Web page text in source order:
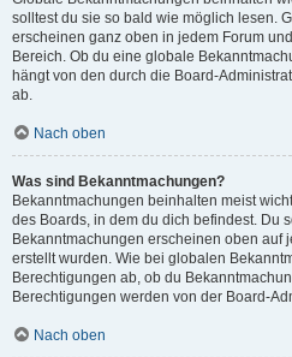
solltest du sie so bald wie möglich lesen.
erscheinen ganz oben in jedem Forum
Bereich. Ob du eine globale
hängt von den durch die Board-
ab.
Nach oben
Was sind Bekanntmachungen?
Bekanntmachungen beinhalten meist
des Boards, in dem du dich befindest. Du
Bekanntmachungen erscheinen oben auf
erstellt wurden. Wie bei globalen
Berechtigungen ab, ob du
Berechtigungen werden von der Board-
Nach oben